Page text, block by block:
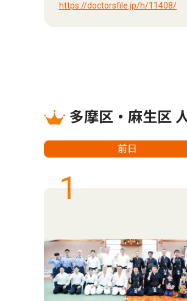
https://doctorsfile.jp/h/11408/
多摩区・麻生区
前日
1